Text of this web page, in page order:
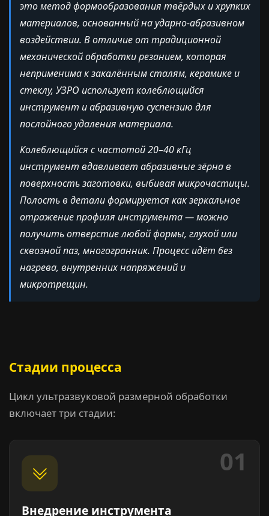
это метод формообразования твёрдых и хрупких
материалов, основанный на ударно-абразивном
воздействии. В отличие от традиционной
механической обработки резанием, которая
неприменима к закалённым сталям, керамике и
стеклу, УЗРО использует колеблющийся
инструмент и абразивную суспензию для
послойного удаления материала.
Колеблющийся с частотой 20–40 кГц
инструмент вдавливает абразивные зёрна в
поверхность заготовки, выбивая микрочастицы.
Полость в детали формируется как зеркальное
отражение профиля инструмента — можно
получить отверстие любой формы, глухой или
сквозной паз, многогранник. Процесс идёт без
нагрева, внутренних напряжений и
микротрещин.
Стадии процесса
Цикл ультразвуковой размерной обработки
включает три стадии:
01
Внедрение инструмента